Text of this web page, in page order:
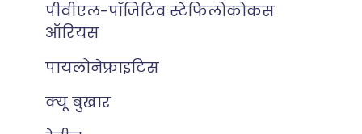
पीवीएल-पॉजिटिव स्टेफिलोकोकस
ऑरियस
पायलोनेफ्राइटिस
क्यू बुखार